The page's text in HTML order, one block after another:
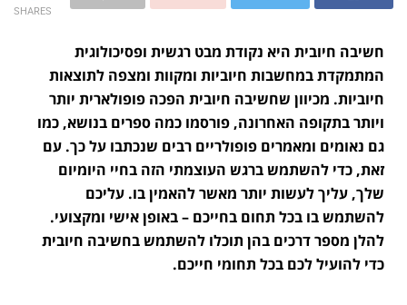
SHARES
חשיבה חיובית היא נקודת מבט רגשית ופסיכולוגית
המתמקדת במחשבות חיוביות ומקוות ומצפה לתוצאות
חיוביות. מכיוון שחשיבה חיובית הפכה פופולארית יותר
ויותר בתקופה האחרונה, פורסמו כמה ספרים בנושא, כמו
גם נאומים ומאמרים פופולריים רבים שנכתבו על כך. עם
זאת, כדי להשתמש ברגש העוצמתי הזה בחיי היומיום
שלך, עליך לעשות יותר מאשר להאמין בו. עליכם
להשתמש בו בכל תחום בחייכם – באופן אישי ומקצועי.
להלן מספר דרכים בהן תוכלו להשתמש בחשיבה חיובית
כדי להועיל לכם בכל תחומי חייכם.